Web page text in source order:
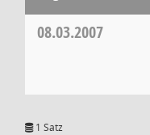
08.03.2007
1 Satz